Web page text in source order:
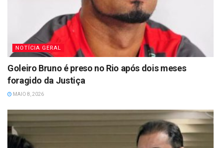
NOTÍCIA GERAL
Goleiro Bruno é preso no Rio após dois meses
foragido da Justiça
MAIO 8, 2026